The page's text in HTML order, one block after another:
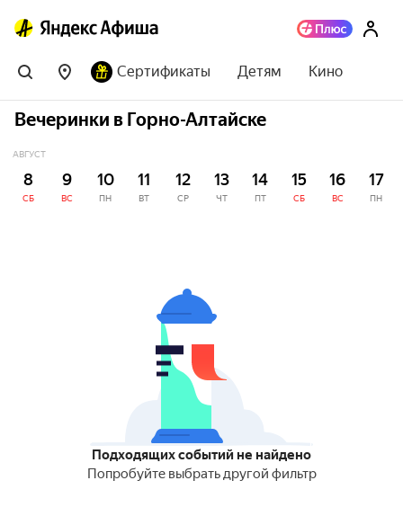
Сертификаты Детям Кино
Вечеринки в Горно-Алтайске
АВГУСТ
8
СБ
9
ВС
10
ПН
11
ВТ
12
СР
13
ЧТ
14
ПТ
15
СБ
16
ВС
17
ПН
Подходящих событий не найдено
Попробуйте выбрать другой фильтр